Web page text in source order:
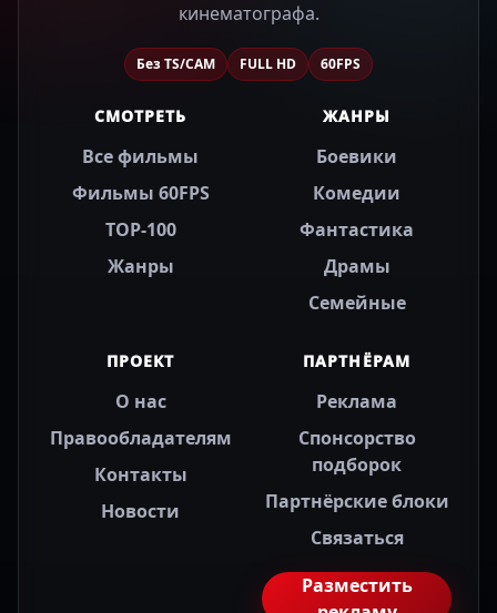
кинематографа.
Без TS/CAM FULL HD 60FPS
СМОТРЕТЬ
Все фильмы
Фильмы 60FPS
TOP-100
Жанры
ЖАНРЫ
Боевики
Комедии
Фантастика
Драмы
Семейные
ПРОЕКТ
О нас
Правообладателям
Контакты
Новости
ПАРТНЁРАМ
Реклама
Спонсорство
подборок
Партнёрские блоки
Связаться
Разместить